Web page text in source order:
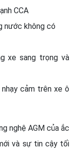
CCA
nước không có
xe sang trọng và
cảm trên xe ô
nghệ AGM của ắc
và sự tin cậy tối